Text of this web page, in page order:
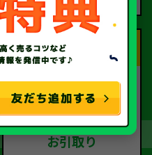
Step.4
お引取り